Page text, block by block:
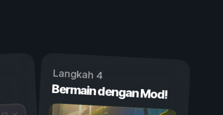
Langkah 4
Bermain dengan Mod!